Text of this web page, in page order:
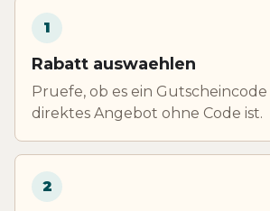
1
Rabatt auswaehlen
Pruefe, ob es ein
direktes Angebot ohne Code ist.
2